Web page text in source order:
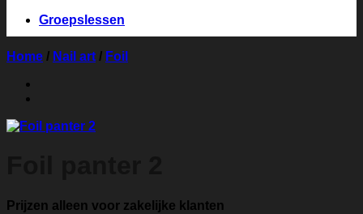
Groepslessen
Home / Nail art / Foil
Prijzen alleen voor zakelijke klanten